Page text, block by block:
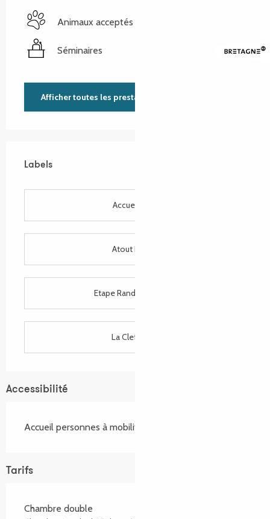
Animaux acceptés
Séminaires
Afficher toutes les prestations
Labels
Labels
Accueil Vélo
Atout France
Etape Rando Bretagne
La Clef Verte
Accessibilité
Accueil personnes à mobilité réduite
Tarifs
Chambre double